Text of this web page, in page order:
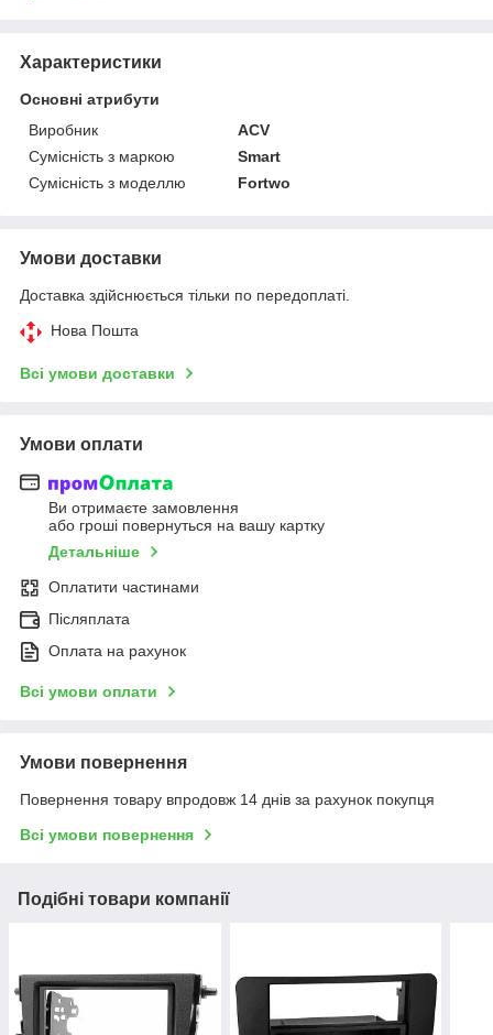
Характеристики
Основні атрибути
Виробник
ACV
Сумісність з маркою
Smart
Сумісність з моделлю
Fortwo
Умови доставки
Доставка здійснюється тільки по передоплаті.
Нова Пошта
Всі умови доставки
Умови оплати
Ви отримаєте замовлення
або гроші повернуться на вашу картку
Детальніше
Оплатити частинами
Післяплата
Оплата на рахунок
Всі умови оплати
Умови повернення
Повернення товару впродовж 14 днів за рахунок покупця
Всі умови повернення
Подібні товари компанії